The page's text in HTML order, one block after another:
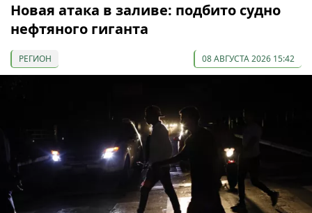
Новая атака в заливе: подбито судно
нефтяного гиганта
РЕГИОН 08 АВГУСТА 2026 15:42